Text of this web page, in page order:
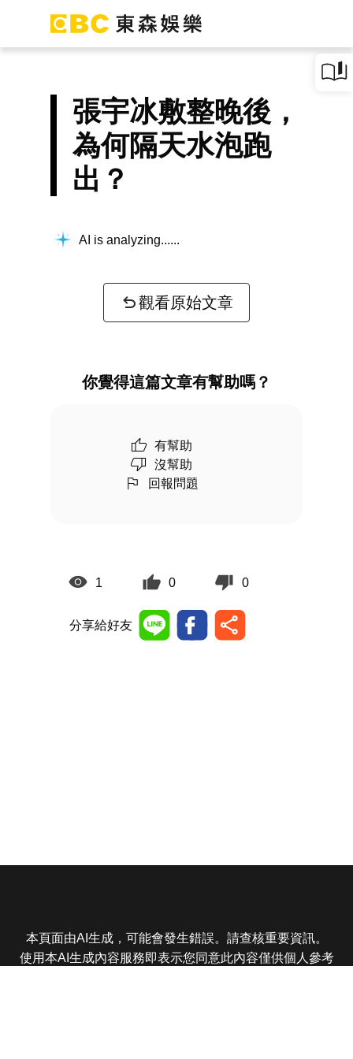
張宇冰敷整晚後，
為何隔天水泡跑
出？
AI is analyzing...
觀看原始文章
你覺得這篇文章有幫助嗎？
有幫助
沒幫助
回報問題
1 0 0
分享給好友
本頁面由AI生成，可能會發生錯誤。請查核重要資訊。
使用本AI生成內容服務即表示您同意此內容僅供個人參考